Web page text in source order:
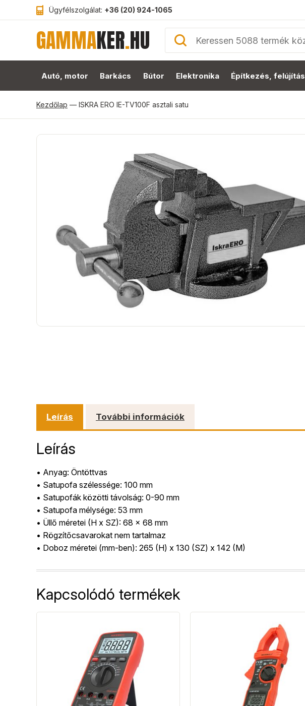
Ügyfélszolgálat: +36 (20) 924-1065
GAMMAKER.HU
Autó, motor Barkács Bútor Elektronika Építkezés, felújítás
Kezdőlap — ISKRA ERO IE-TV100F asztali satu
Leírás További információk
Leírás
• Anyag: Öntöttvas
• Satupofa szélessége: 100 mm
• Satupofák közötti távolság: 0-90 mm
• Satupofa mélysége: 53 mm
• Üllő méretei (H x SZ): 68 x 68 mm
• Rögzítőcsavarokat nem tartalmaz
• Doboz méretei (mm-ben): 265 (H) x 130 (SZ) x 142 (M)
Kapcsolódó termékek